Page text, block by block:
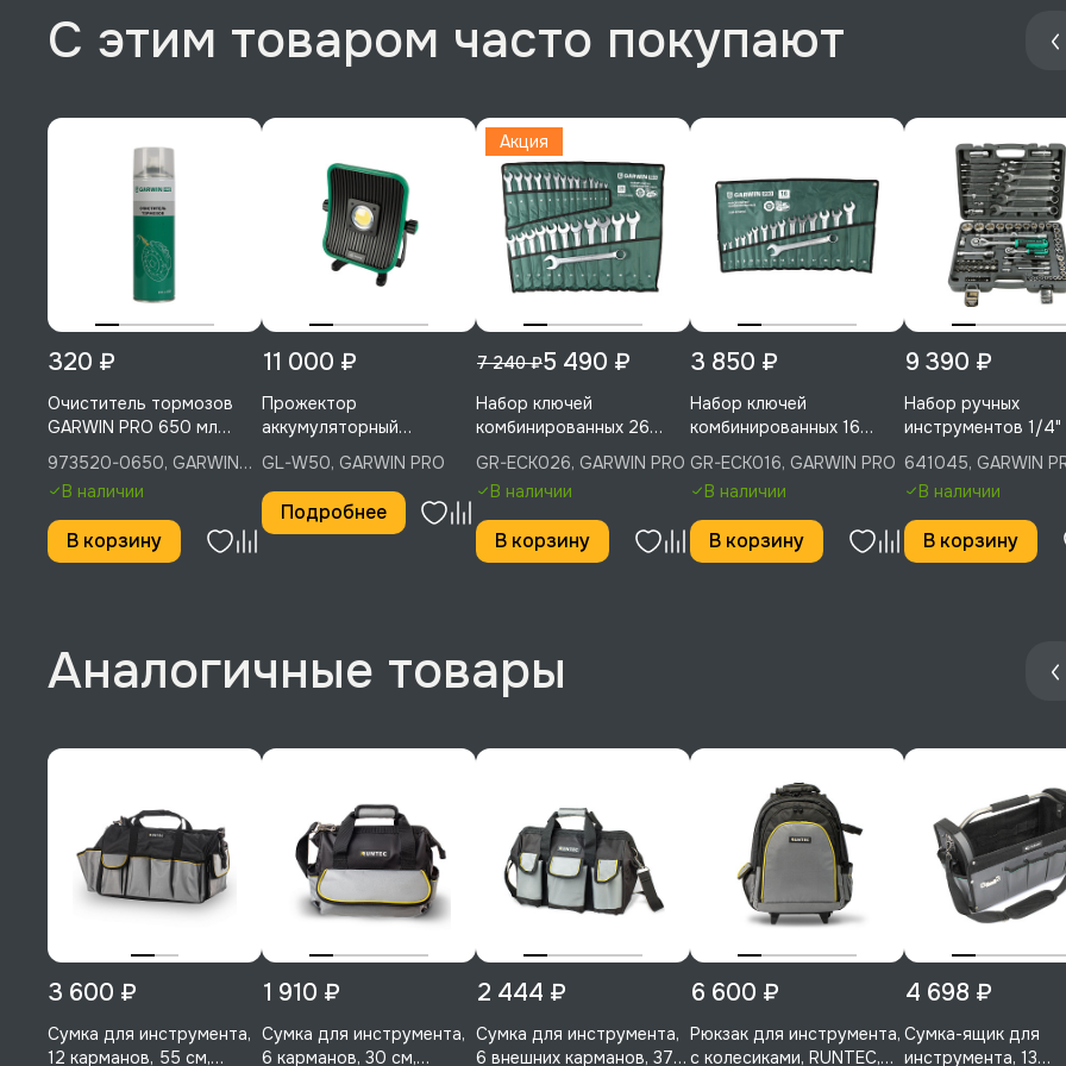
С этим товаром часто покупают
320 ₽
Очиститель тормозов
GARWIN PRO 650 мл
(500), 973520-0650
973520-0650, GARWIN
PROВ наличии
В корзину
11 000 ₽
Прожектор
аккумуляторный
светодиодный 50 Вт,
GARWIN PRO, GL-W50
GL-W50, GARWIN PRO
Подробнее
Акция
7 240 ₽5 490 ₽
Набор ключей
комбинированных 26
предметов 6-32 мм,
GARWIN PRO, GR-ECK026
GR-ECK026, GARWIN PRO
В наличии
В корзину
3 850 ₽
Набор ключей
комбинированных 16
предметов 6-24 мм,
GARWIN PRO, GR-ECK016
GR-ECK016, GARWIN PRO
В наличии
В корзину
9 390 ₽
Набор ручных
инструментов 1/4"
6 гр. 89 предметов,
GARWIN PRO,
641045, GARWIN
В наличии
В корзину
3 600 ₽
Сумка для инструмента,
12 карманов, 55 см,
1 910 ₽
Сумка для инструмента,
6 карманов, 30 см,
2 444 ₽
Сумка для инструмента,
6 внешних карманов, 37
6 600 ₽
Рюкзак для инструмента,
с колесиками, RUNTEC,
4 698 ₽
Сумка-ящик для
инструмента, 13